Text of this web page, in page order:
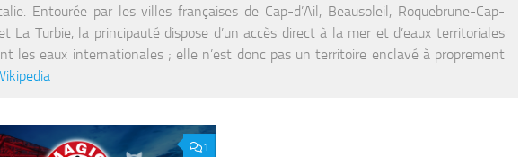
Entourée par les villes françaises de Cap-d’Ail, Beausoleil, Roquebrune-Cap-
La Turbie, la principauté dispose d’un accès direct à la mer et d’eaux territoriales
les eaux internationales ; elle n’est donc pas un territoire enclavé à proprement
1